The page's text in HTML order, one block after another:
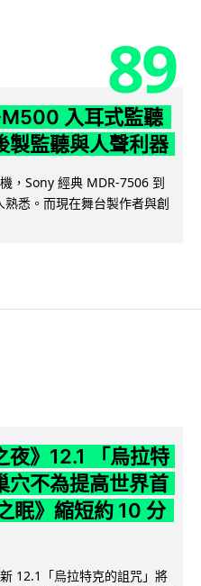
89
M500 入耳式監聽
製監聽與人聲利器
，Sony 經典 MDR-7506 到
悉。而現在舞台製作者與創
夜》12.1 「烏拉特
穴不為提高世界首
眠》縮短約 10 分
12.1「烏拉特克的詛咒」將